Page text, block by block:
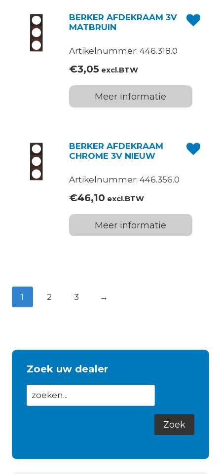
BERKER AFDEKRAAM 3V
MATBRUIN
Artikelnummer: 446.318.0
€3,05excl.BTW
Meer informatie
BERKER AFDEKRAAM
CHROME 3V NIEUW
Artikelnummer: 446.356.0
€46,10 excl.BTW
Meer informatie
1 2 3 →
Zoek uw dealer